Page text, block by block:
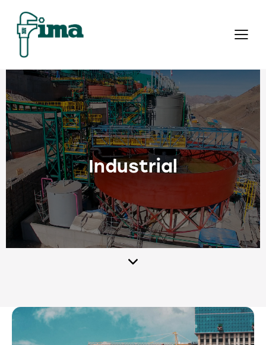
Industrial